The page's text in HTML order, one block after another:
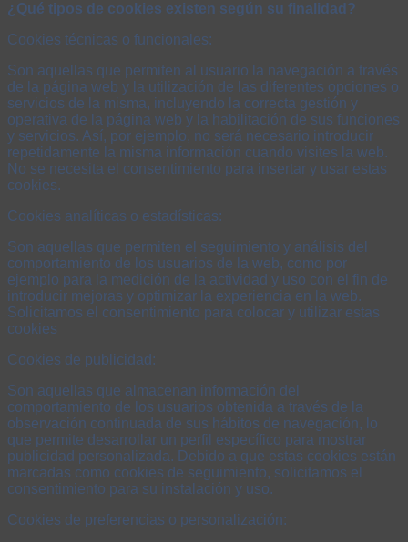
¿Qué tipos de cookies existen según su finalidad?
Cookies técnicas o funcionales:
Son aquellas que permiten al usuario la navegación a través
de la página web y la utilización de las diferentes opciones o
servicios de la misma, incluyendo la correcta gestión y
operativa de la página web y la habilitación de sus funciones
y servicios. Así, por ejemplo, no será necesario introducir
repetidamente la misma información cuando visites la web.
No se necesita el consentimiento para insertar y usar estas
cookies.
Cookies analíticas o estadísticas:
Son aquellas que permiten el seguimiento y análisis del
comportamiento de los usuarios de la web, como por
ejemplo para la medición de la actividad y uso con el fin de
introducir mejoras y optimizar la experiencia en la web.
Solicitamos el consentimiento para colocar y utilizar estas
cookies
Cookies de publicidad:
Son aquellas que almacenan información del
comportamiento de los usuarios obtenida a través de la
observación continuada de sus hábitos de navegación, lo
que permite desarrollar un perfil específico para mostrar
publicidad personalizada. Debido a que estas cookies están
marcadas como cookies de seguimiento, solicitamos el
consentimiento para su instalación y uso.
Cookies de preferencias o personalización: